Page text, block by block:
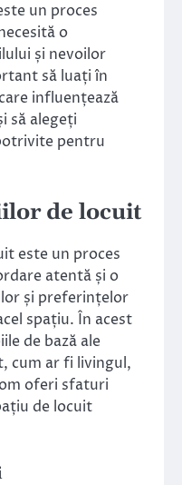
un proces
o
și nevoilor
să luați în
influențează
să alegeți
pentru
de locuit
este un proces
atentă și o
și preferințelor
spațiu. În acest
de bază ale
cum ar fi livingul,
oferi sfaturi
de locuit